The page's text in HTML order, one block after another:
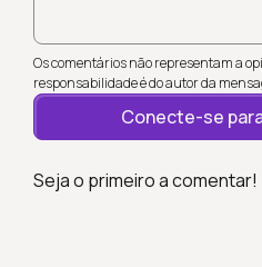
Os comentários não representam a
responsabilidade é do autor da
Conecte-se
Seja o primeiro a comentar!